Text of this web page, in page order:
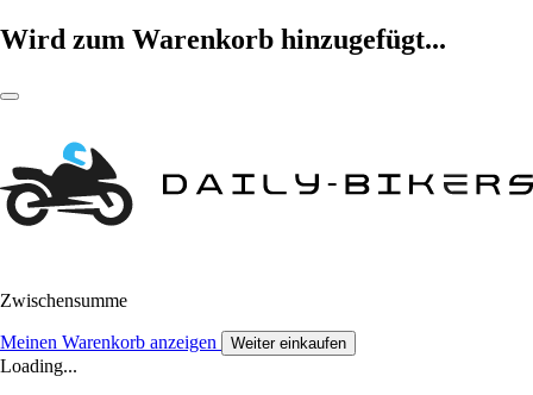
Wird zum Warenkorb hinzugefügt...
Zwischensumme
Meinen Warenkorb anzeigen Weiter einkaufen
Loading...